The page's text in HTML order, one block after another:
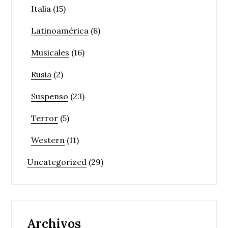
Italia (15)
Latinoamérica (8)
Musicales (16)
Rusia (2)
Suspenso (23)
Terror (5)
Western (11)
Uncategorized (29)
Archivos